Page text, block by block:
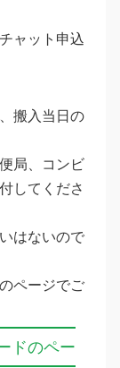
ャット申込
搬入当日の
局、コンビ
してくださ
はないので
ページでご
ドのペー